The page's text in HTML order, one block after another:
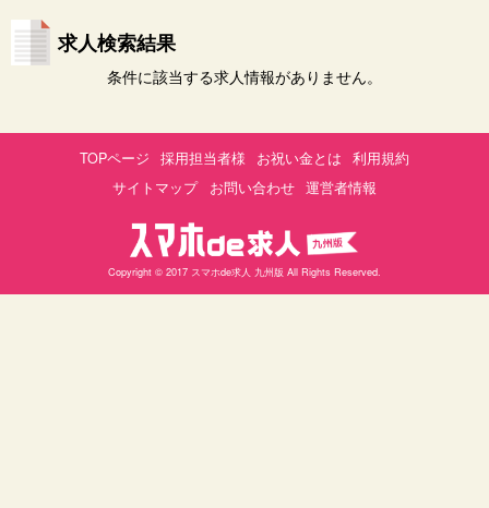
求人検索結果
条件に該当する求人情報がありません。
TOPページ 採用担当者様 お祝い金とは
利用規約
サイトマップ
お問い合わせ 運営者情報
Copyright © 2017 スマホde求人 九州版 All Rights Reserved.